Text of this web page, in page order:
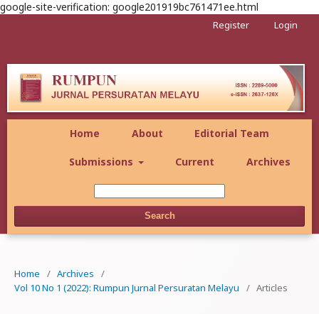
google-site-verification: google201919bc761471ee.html
Home About Editorial Team
Submissions Current Archives
Search
Register Login
Home / Archives
/
Vol 10 No 1 (2022): Rumpun Jurnal Persuratan Melayu
/ Articles